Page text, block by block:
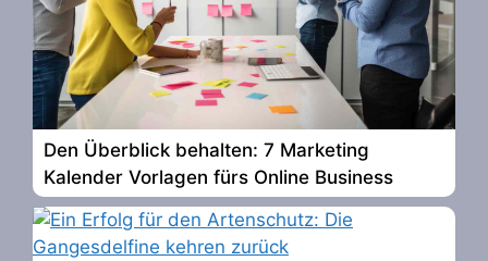
Den Überblick behalten: 7 Marketing
Kalender Vorlagen fürs Online Business